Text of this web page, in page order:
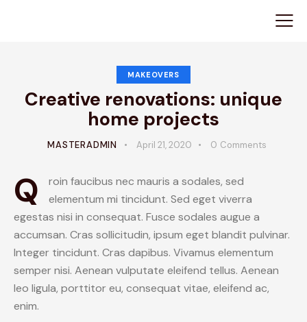
MAKEOVERS
Creative renovations: unique
home projects
MASTERADMIN April 21, 2020 0 Comments
Q
roin faucibus nec mauris a sodales, sed
elementum mi tincidunt. Sed eget viverra
egestas nisi in consequat. Fusce sodales augue a
accumsan. Cras sollicitudin, ipsum eget blandit pulvinar.
Integer tincidunt. Cras dapibus. Vivamus elementum
semper nisi. Aenean vulputate eleifend tellus. Aenean
leo ligula, porttitor eu, consequat vitae, eleifend ac,
enim.